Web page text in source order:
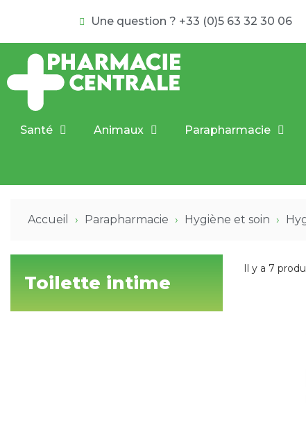
Une question ? +33 (0)5 63 32 30 06
Santé Animaux Parapharmacie
Accueil Parapharmacie Hygiène et soin
Toilette intime
Il y a 7